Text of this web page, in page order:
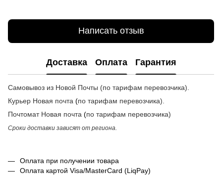
Написать отзыв
Доставка Оплата Гарантия
Самовывоз из Новой Почты (по тарифам перевозчика).
Курьер Новая почта (по тарифам перевозчика).
Почтомат Новая почта (по тарифам перевозчика)
Сроки доставки зависят от региона.
Оплата при получении товара
Оплата картой Visa/MasterCard (LiqPay)